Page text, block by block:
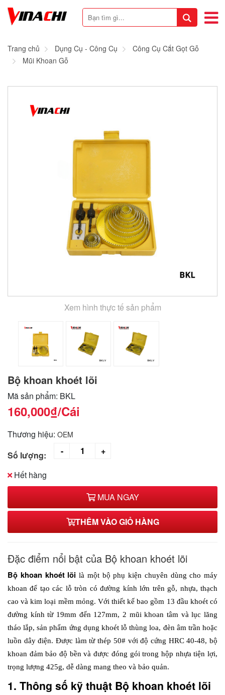
Trang chủ Dụng Cụ - Công Cụ
Công Cụ Cắt Gọt Gỗ
Mũi Khoan Gỗ
Xem hình thực tế sản phẩm
Bộ khoan khoét lõi
Mã sản phẩm: BKL
160,000₫/Cái
Thương hiệu: OEM
Số lượng:
Hết hàng
MUA NGAY
THÊM VÀO GIỎ HÀNG
Đặc điểm nổi bật của Bộ khoan khoét lõi
Bộ khoan khoét lõi là một bộ phụ kiện chuyên dùng cho máy
khoan để tạo các lỗ tròn có đường kính lớn trên gỗ, nhựa, thạch
cao và kim loại mềm mỏng. Với thiết kế bao gồm 13 đầu khoét có
đường kính từ 19mm đến 127mm, 2 mũi khoan tâm và lục lăng
tháo lắp, sản phẩm ứng dụng khoét lỗ thùng loa, đèn âm trần hoặc
luồn dây điện. Được làm từ thép 50# với độ cứng HRC 40-48, bộ
khoan đảm bảo độ bền và được đóng gói trong hộp nhựa tiện lợi,
trọng lượng 425g, dễ dàng mang theo và bảo quản.
1. Thông số kỹ thuật Bộ khoan khoét lõi